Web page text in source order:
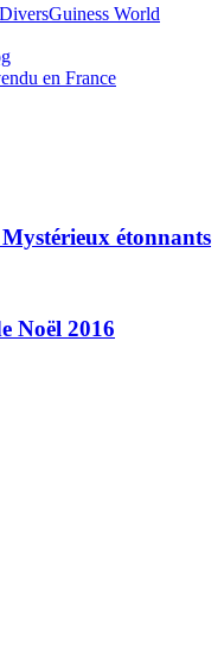
DiversÉtiquettes
Guiness World
en France
étonnants
Noël 2016